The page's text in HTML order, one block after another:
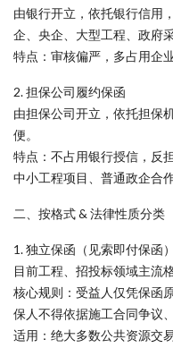
由银行开立，依托银行信用
企、央企、大型工程、政府
特点：审核偏严，多占用企
2. 担保公司履约保函
由担保公司开立，依托担保
便。
特点：不占用银行授信，反
中小工程项目、普通政企合作
二、按格式 & 法律性质分类
1. 独立保函（见索即付保函）
目前工程、招投标领域主流
核心规则：受益人仅凭保函
保人不得依据施工合同争议
适用：绝大多数公共资源交